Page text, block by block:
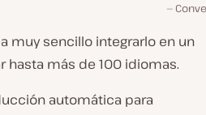
muy sencillo integrarlo en un
hasta más de 100 idiomas.
automática para